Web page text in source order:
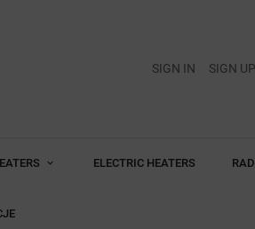
SIGN IN SIGN UP
ELECTRIC HEATERS